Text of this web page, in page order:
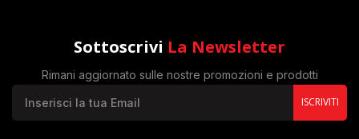
Sottoscrivi La Newsletter
Rimani aggiornato sulle nostre promozioni e prodotti
ISCRIVITI